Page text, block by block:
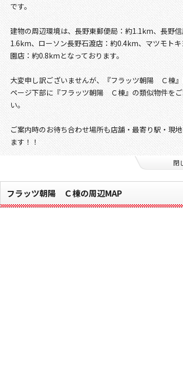
です。
建物の周辺環境は、長野東郵便局：約1.1km、長野
1.6km、ローソン長野石渡店：約0.4km、マツモト
園店：約0.8kmとなっております。
大変申し訳ございませんが、『フラッツ朝陽 Ｃ棟』
ページ下部に『フラッツ朝陽 Ｃ棟』の類似物件を
い。
ご案内時のお待ち合わせ場所も店舗・最寄り駅・現
ます！！
閉
フラッツ朝陽 Ｃ棟の周辺MAP